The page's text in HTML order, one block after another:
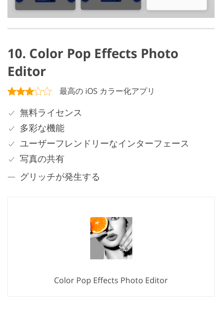
10. Color Pop Effects Photo
Editor
最高の iOS カラー化アプリ
無料ライセンス
多彩な機能
ユーザーフレンドリーなインターフェース
写真の共有
グリッチが発生する
Color Pop Effects Photo Editor